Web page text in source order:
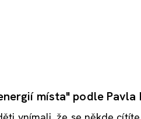
místa" podle Pavla